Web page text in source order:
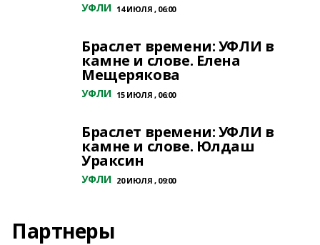
УФЛИ 14 ИЮЛЯ , 06:00
Браслет времени: УФЛИ в
камне и слове. Елена
Мещерякова
УФЛИ 15 ИЮЛЯ , 06:00
Браслет времени: УФЛИ в
камне и слове. Юлдаш
Ураксин
УФЛИ 20 ИЮЛЯ , 09:00
Партнеры